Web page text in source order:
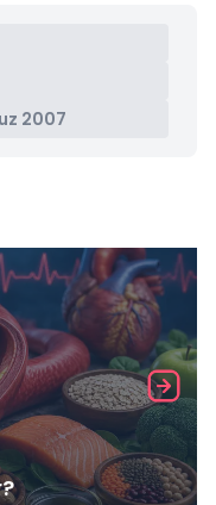
2007